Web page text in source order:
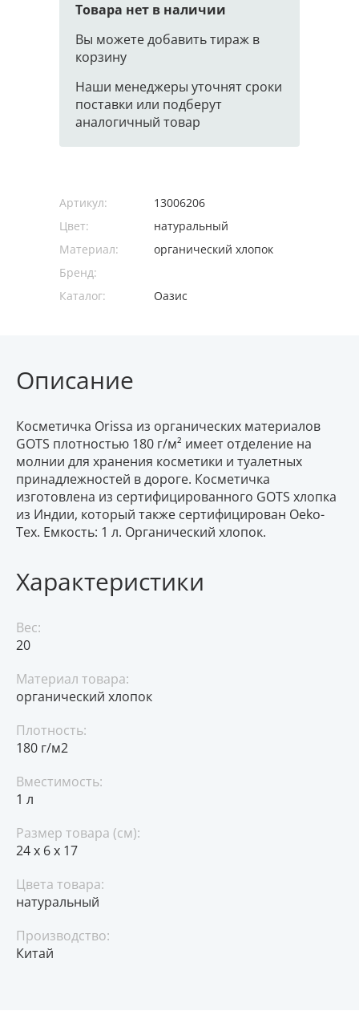
Товара нет в наличии
Вы можете добавить тираж в
корзину
Наши менеджеры уточнят сроки
поставки или подберут
аналогичный товар
Артикул:
13006206
Цвет:
натуральный
Материал:
органический хлопок
Бренд:
Каталог:
Оазис
Описание
Косметичка Orissa из органических материалов
GOTS плотностью 180 г/м² имеет отделение на
молнии для хранения косметики и туалетных
принадлежностей в дороге. Косметичка
изготовлена из сертифицированного GOTS хлопка
из Индии, который также сертифицирован Oeko-
Tex. Емкость: 1 л. Органический хлопок.
Характеристики
Вес:
20
Материал товара:
органический хлопок
Плотность:
180 г/м2
Вместимость:
1 л
Размер товара (см):
24 х 6 х 17
Цвета товара:
натуральный
Производство:
Китай